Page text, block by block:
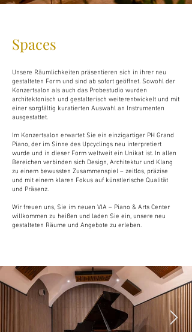
Spaces
Unsere Räumlichkeiten präsentieren sich in ihrer neu
gestalteten Form und sind ab sofort geöffnet. Sowohl der
Konzertsalon als auch das Probestudio wurden
architektonisch und gestalterisch weiterentwickelt und mit
einer sorgfältig kuratierten Auswahl an Instrumenten
ausgestattet.
Im Konzertsalon erwartet Sie ein einzigartiger PH Grand
Piano, der im Sinne des Upcyclings neu interpretiert
wurde und in dieser Form weltweit ein Unikat ist. In allen
Bereichen verbinden sich Design, Architektur und Klang
zu einem bewussten Zusammenspiel – zeitlos, präzise
und mit einem klaren Fokus auf künstlerische Qualität
und Präsenz.
Wir freuen uns, Sie im neuen VIA – Piano & Arts Center
willkommen zu heißen und laden Sie ein, unsere neu
gestalteten Räume und Angebote zu erleben.